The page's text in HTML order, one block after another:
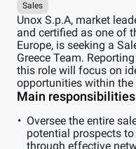
Sales
Unox S.p.A, market
and certified as one of
Europe, is seeking a
Greece Team.
this role will focus on
opportunities within the
Main responsibilities
Oversee the entire
potential prospects
through effective